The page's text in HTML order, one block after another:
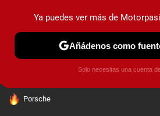
PRUEBAS INDUSTRIA HOY NO
HOY SE HABLA DE
Porsche
Ya puedes ver más de
Añádenos como
Solo necesitas una cuenta